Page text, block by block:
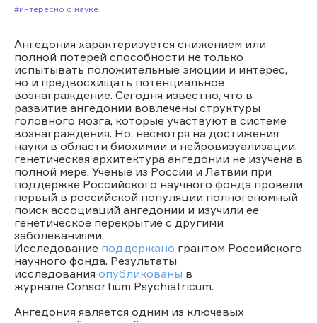
#Интересно о науке
Ангедония характеризуется снижением или
полной потерей способности не только
испытывать положительные эмоции и интерес,
но и предвосхищать потенциальное
вознаграждение. Сегодня известно, что в
развитие ангедонии вовлечены структуры
головного мозга, которые участвуют в системе
вознаграждения. Но, несмотря на достижения
науки в области биохимии и нейровизуализации,
генетическая архитектура ангедонии не изучена в
полной мере. Ученые из России и Латвии при
поддержке Российского научного фонда провели
первый в российской популяции полногеномный
поиск ассоциаций ангедонии и изучили ее
генетическое перекрытие с другими
заболеваниями.
Исследование поддержано грантом Российского
научного фонда. Результаты
исследования опубликованы в
журнале Consortium Psychiatricum.
Ангедония является одним из ключевых